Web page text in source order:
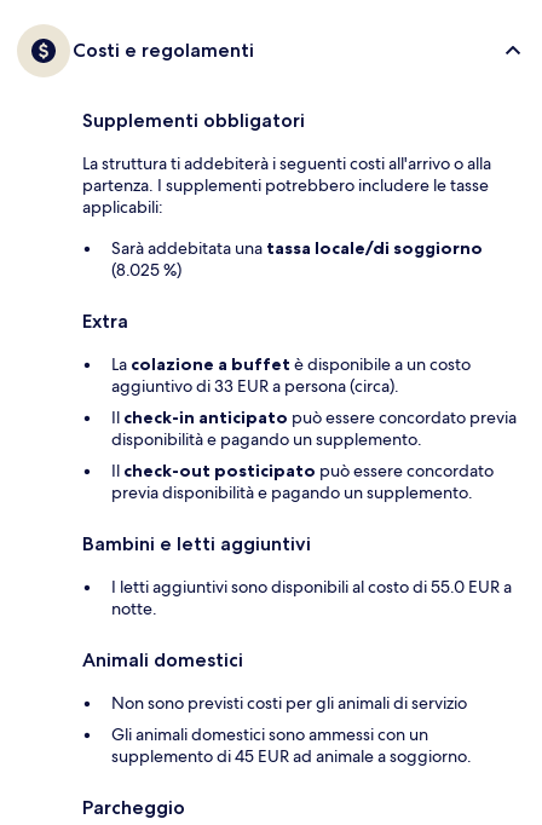
Costi e regolamenti
Supplementi obbligatori
La struttura ti addebiterà i seguenti costi all'arrivo o alla
partenza. I supplementi potrebbero includere le tasse
applicabili:
Sarà addebitata una tassa locale/di soggiorno
(8.025 %)
Extra
La colazione a buffet è disponibile a un costo
aggiuntivo di 33 EUR a persona (circa).
Il check-in anticipato può essere concordato previa
disponibilità e pagando un supplemento.
Il check-out posticipato può essere concordato
previa disponibilità e pagando un supplemento.
Bambini e letti aggiuntivi
I letti aggiuntivi sono disponibili al costo di 55.0 EUR a
notte.
Animali domestici
Non sono previsti costi per gli animali di servizio
Gli animali domestici sono ammessi con un
supplemento di 45 EUR ad animale a soggiorno.
Parcheggio